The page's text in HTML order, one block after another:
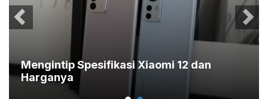
Mengintip Spesifikasi Xiaomi 12 dan
Harganya